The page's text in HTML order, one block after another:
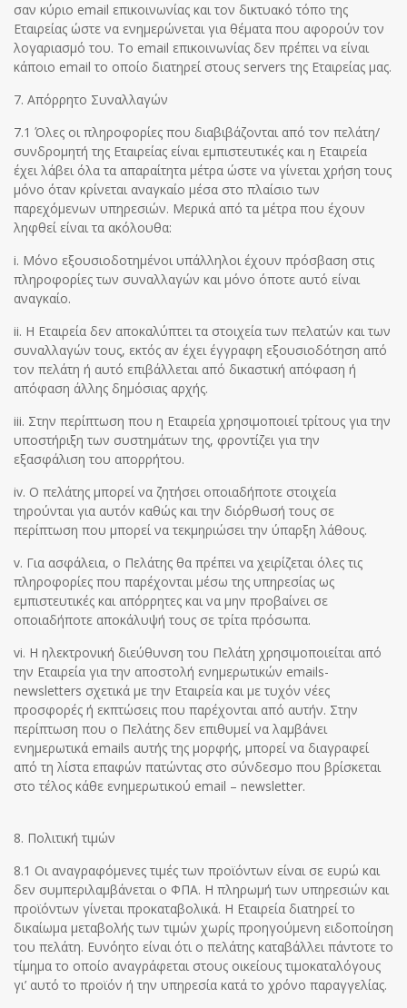
σαν κύριο email επικοινωνίας και τον δικτυακό τόπο της
Εταιρείας ώστε να ενημερώνεται για θέματα που αφορούν τον
λογαριασμό του. Το email επικοινωνίας δεν πρέπει να είναι
κάποιο email το οποίο διατηρεί στους servers της Εταιρείας μας.
7. Απόρρητο Συναλλαγών
7.1 Όλες οι πληροφορίες που διαβιβάζονται από τον πελάτη/
συνδρομητή της Εταιρείας είναι εμπιστευτικές και η Εταιρεία
έχει λάβει όλα τα απαραίτητα μέτρα ώστε να γίνεται χρήση τους
μόνο όταν κρίνεται αναγκαίο μέσα στο πλαίσιο των
παρεχόμενων υπηρεσιών. Μερικά από τα μέτρα που έχουν
ληφθεί είναι τα ακόλουθα:
i. Μόνο εξουσιοδοτημένοι υπάλληλοι έχουν πρόσβαση στις
πληροφορίες των συναλλαγών και μόνο όποτε αυτό είναι
αναγκαίο.
ii. Η Εταιρεία δεν αποκαλύπτει τα στοιχεία των πελατών και των
συναλλαγών τους, εκτός αν έχει έγγραφη εξουσιοδότηση από
τον πελάτη ή αυτό επιβάλλεται από δικαστική απόφαση ή
απόφαση άλλης δημόσιας αρχής.
iii. Στην περίπτωση που η Εταιρεία χρησιμοποιεί τρίτους για την
υποστήριξη των συστημάτων της, φροντίζει για την
εξασφάλιση του απορρήτου.
iv. Ο πελάτης μπορεί να ζητήσει οποιαδήποτε στοιχεία
τηρούνται για αυτόν καθώς και την διόρθωσή τους σε
περίπτωση που μπορεί να τεκμηριώσει την ύπαρξη λάθους.
v. Για ασφάλεια, ο Πελάτης θα πρέπει να χειρίζεται όλες τις
πληροφορίες που παρέχονται μέσω της υπηρεσίας ως
εμπιστευτικές και απόρρητες και να μην προβαίνει σε
οποιαδήποτε αποκάλυψή τους σε τρίτα πρόσωπα.
vi. H ηλεκτρονική διεύθυνση του Πελάτη χρησιμοποιείται από
την Εταιρεία για την αποστολή ενημερωτικών emails-
newsletters σχετικά με την Εταιρεία και με τυχόν νέες
προσφορές ή εκπτώσεις που παρέχονται από αυτήν. Στην
περίπτωση που ο Πελάτης δεν επιθυμεί να λαμβάνει
ενημερωτικά emails αυτής της μορφής, μπορεί να διαγραφεί
από τη λίστα επαφών πατώντας στο σύνδεσμο που βρίσκεται
στο τέλος κάθε ενημερωτικού email – newsletter.
8. Πολιτική τιμών
8.1 Οι αναγραφόμενες τιμές των προϊόντων είναι σε ευρώ και
δεν συμπεριλαμβάνεται ο ΦΠΑ. Η πληρωμή των υπηρεσιών και
προϊόντων γίνεται προκαταβολικά. Η Εταιρεία διατηρεί το
δικαίωμα μεταβολής των τιμών χωρίς προηγούμενη ειδοποίηση
του πελάτη. Ευνόητο είναι ότι ο πελάτης καταβάλλει πάντοτε το
τίμημα το οποίο αναγράφεται στους οικείους τιμοκαταλόγους
γι’ αυτό το προϊόν ή την υπηρεσία κατά το χρόνο παραγγελίας.